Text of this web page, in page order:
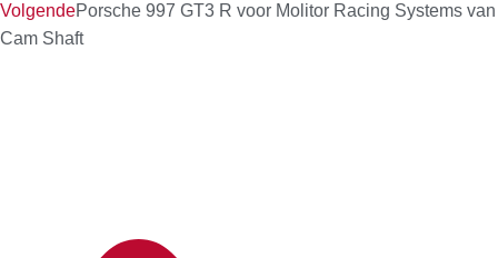
VolgendePorsche 997 GT3 R voor Molitor Racing Systems van
Cam Shaft